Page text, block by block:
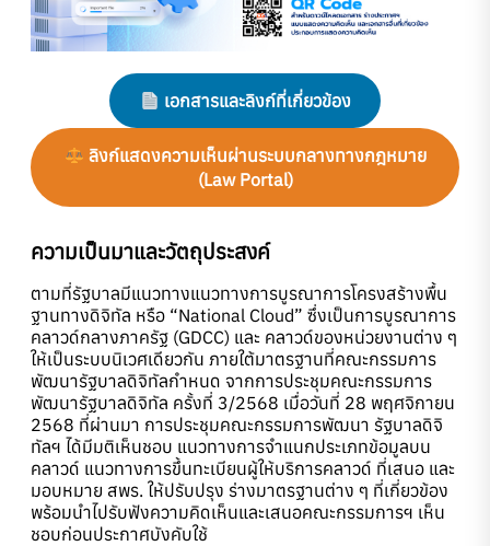
เอกสารและลิงก์ที่เกี่ยวข้อง
ลิงก์แสดงความเห็นผ่านระบบกลางทางกฎหมาย
(Law Portal)
ความเป็นมาและวัตถุประสงค์
ตามที่รัฐบาลมีแนวทางแนวทางการบูรณาการโครงสร้างพื้น
ฐานทางดิจิทัล หรือ “National Cloud” ซึ่งเป็นการบูรณาการ
คลาวด์กลางภาครัฐ (GDCC) และ คลาวด์ของหน่วยงานต่าง ๆ
ให้เป็นระบบนิเวศเดียวกัน ภายใต้มาตรฐานที่คณะกรรมการ
พัฒนารัฐบาลดิจิทัลกำหนด จากการประชุมคณะกรรมการ
พัฒนารัฐบาลดิจิทัล ครั้งที่ 3/2568 เมื่อวันที่ 28 พฤศจิกายน
2568 ที่ผ่านมา การประชุมคณะกรรมการพัฒนา รัฐบาลดิจิ
ทัลฯ ได้มีมติเห็นชอบ แนวทางการจำแนกประเภทข้อมูลบน
คลาวด์ แนวทางการขึ้นทะเบียนผู้ให้บริการคลาวด์ ที่เสนอ และ
มอบหมาย สพร. ให้ปรับปรุง ร่างมาตรฐานต่าง ๆ ที่เกี่ยวข้อง
พร้อมนำไปรับฟังความคิดเห็นและเสนอคณะกรรมการฯ เห็น
ชอบก่อนประกาศบังคับใช้